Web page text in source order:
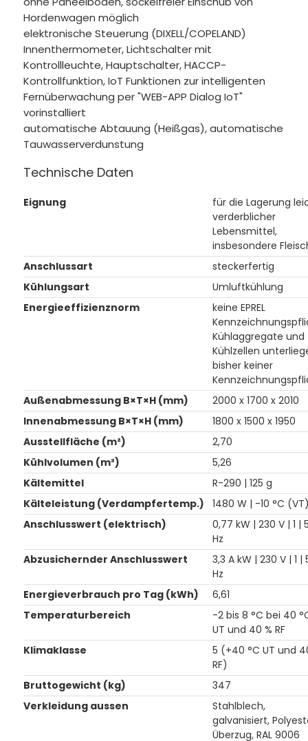
Hordenwagen möglich
elektronische Steuerung (DIXELL/COPELAND)
Innenthermometer, Lichtschalter mit
Kontrollleuchte, Hauptschalter, HACCP-
Kontrollfunktion, IoT Funktionen zur intelligenten
Fernüberwachung per "WEB-APP Dialog IoT"
vorinstalliert
automatische Abtauung (Heißgas), automatische
Tauwasserverdunstung
Technische Daten
Eignung
für die Lagerung
verderblicher
Lebensmittel,
insbesondere
Anschlussart
steckerfertig
Kühlungsart
Umluftkühlung
Energieeffizienznorm
keine EPREL
Kühlaggregate und
Kühlzellen
bisher keiner
Außenabmessung B×T×H (mm)
2000 x 1700 x 2010
Innenabmessung B×T×H (mm)
1800 x 1500 x 1950
Ausstellfläche (m²)
2,70
Kühlvolumen (m³)
5,26
Kältemittel
R-290 | 125 g
Kälteleistung (Verdampfertemp.)
1480 W | -10 °C
Anschlusswert (elektrisch)
0,77 kW | 230 V | 1 |
Hz
Abzusichernder Anschlusswert
3,3 A kW | 230 V | 1 |
Hz
Energieverbrauch pro Tag (kWh)
6,61
Temperaturbereich
-2 bis 8 °C bei 40
UT und 40 % RF
Klimaklasse
5 (+40 °C UT und
RF)
Bruttogewicht (kg)
347
Verkleidung aussen
Stahlblech,
galvanisiert,
Überzug, RAL 9006